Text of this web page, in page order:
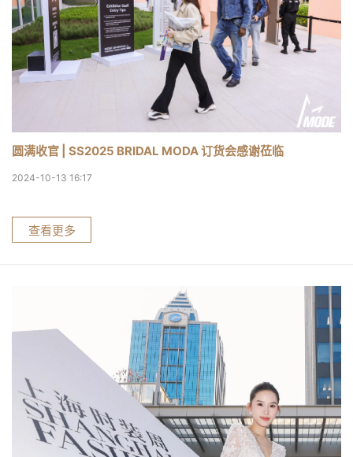
圆满收官 | SS2025 BRIDAL MODA 订货会感谢莅临
2024-10-13 16:17
查看更多